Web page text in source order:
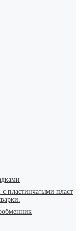
пластинчатыми пласт